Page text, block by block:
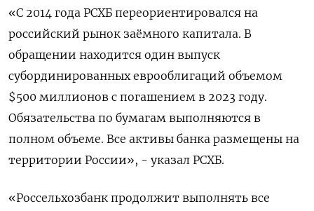
«С 2014 года РСХБ переориентировался на
российский рынок заёмного капитала. В
обращении находится один выпуск
субординированных еврооблигаций объемом
$500 миллионов с погашением в 2023 году.
Обязательства по бумагам выполняются в
полном объеме. Все активы банка размещены на
территории России», - указал РСХБ.
«Россельхозбанк продолжит выполнять все